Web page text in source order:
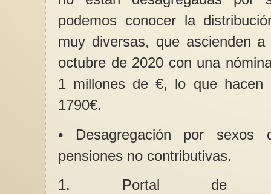
podemos conocer la
muy diversas, que ascienden
octubre de 2020 con una
1 millones de €, lo que hacen
1790€.
• Desagregación por
pensiones no contributivas.
1. Portal de